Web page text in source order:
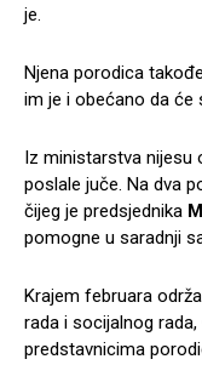
je.
Njena porodica
im je i obećano da će
Iz ministarstva nijesu
poslale juče. Na dva
čijeg je predsjednika
pomogne u saradnji
Krajem februara
rada i socijalnog
predstavnicima